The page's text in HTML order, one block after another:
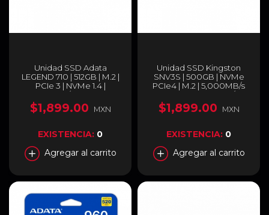
Unidad SSD Adata
LEGEND 710 | 512GB | M.2 |
PCIe 3 | NVMe 1.4 |
2400MB/s Lectura |
1800MB/s Escritura | Azul |
ALEG-710-512GCS
$1,899.00 MXN
EXISTENCIA: 0
Agregar al carrito
Unidad SSD Kingston
SNV3S | 500GB | NVMe
PCIe4 | M.2 | 5,000MB/s
Lectura | 3,000MB/s
Escritura | SNV3S/500G
$1,899.00 MXN
EXISTENCIA: 0
Agregar al carrito